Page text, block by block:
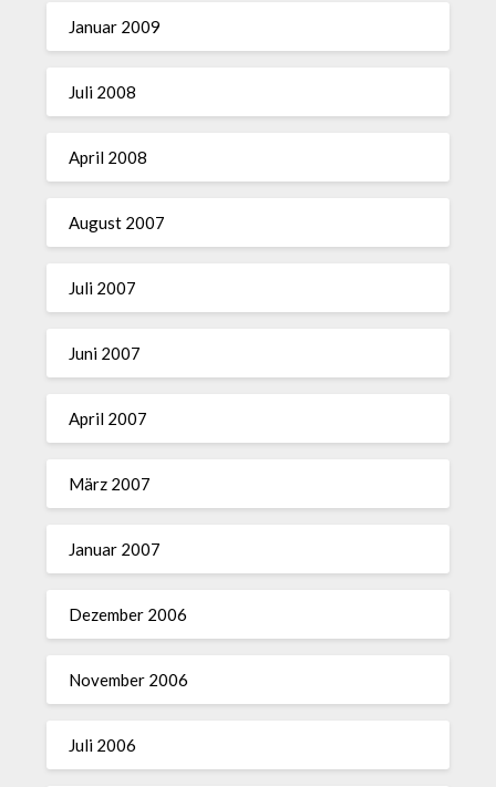
Januar 2009
Juli 2008
April 2008
August 2007
Juli 2007
Juni 2007
April 2007
März 2007
Januar 2007
Dezember 2006
November 2006
Juli 2006